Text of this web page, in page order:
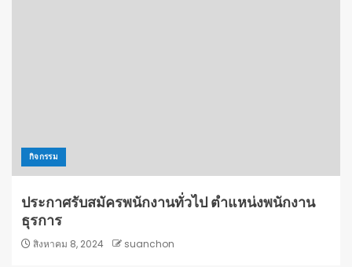
กิจกรรม
ประกาศรับสมัครพนักงานทั่วไป ตำแหน่งพนักงาน
ธุรการ
สิงหาคม 8, 2024 suanchon